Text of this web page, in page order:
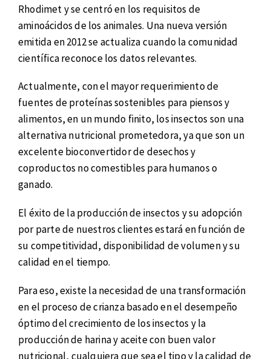
Rhodimet y se centró en los requisitos de
aminoácidos de los animales. Una nueva versión
emitida en 2012 se actualiza cuando la comunidad
científica reconoce los datos relevantes.
Actualmente, con el mayor requerimiento de
fuentes de proteínas sostenibles para piensos y
alimentos, en un mundo finito, los insectos son una
alternativa nutricional prometedora, ya que son un
excelente bioconvertidor de desechos y
coproductos no comestibles para humanos o
ganado.
El éxito de la producción de insectos y su adopción
por parte de nuestros clientes estará en función de
su competitividad, disponibilidad de volumen y su
calidad en el tiempo.
Para eso, existe la necesidad de una transformación
en el proceso de crianza basado en el desempeño
óptimo del crecimiento de los insectos y la
producción de harina y aceite con buen valor
nutricional, cualquiera que sea el tipo y la calidad de